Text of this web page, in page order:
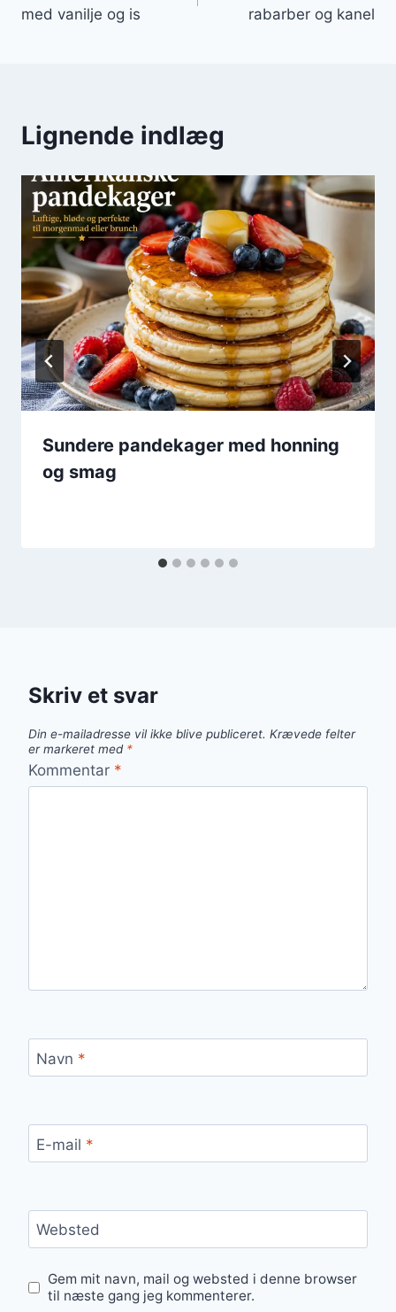
med vanilje og is
rabarber og kanel
Lignende indlæg
Sundere pandekager med honning
og smag
Skriv et svar
Din e-mailadresse vil ikke blive publiceret. Krævede felter
er markeret med *
Kommentar *
Navn *
E-mail *
Websted
Gem mit navn, mail og websted i denne browser
til næste gang jeg kommenterer.